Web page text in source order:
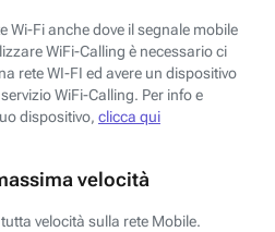
Wi-Fi anche dove il segnale mobile
WiFi-Calling è necessario ci
rete WI-FI ed avere un dispositivo
WiFi-Calling. Per info e
dispositivo, clicca qui
velocità
velocità sulla rete Mobile.